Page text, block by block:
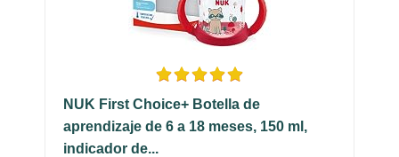
NUK First Choice+ Botella de
aprendizaje de 6 a 18 meses, 150 ml,
indicador de...